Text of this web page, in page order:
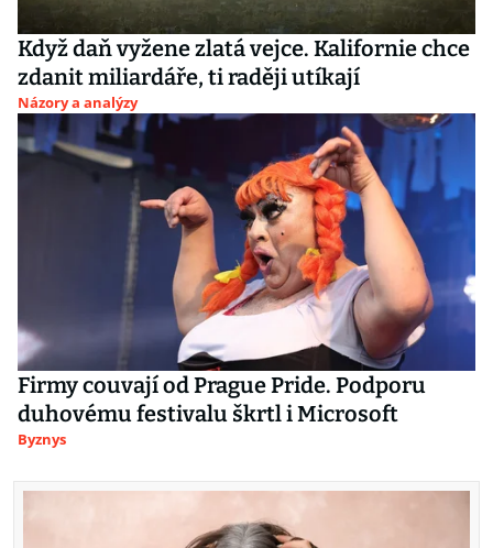
Když daň vyžene zlatá vejce. Kalifornie chce
zdanit miliardáře, ti raději utíkají
Názory a analýzy
Firmy couvají od Prague Pride. Podporu
duhovému festivalu škrtl i Microsoft
Byznys